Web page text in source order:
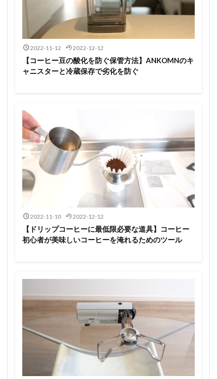
2022-11-12 2022-12-12
【コーヒー豆の酸化を防ぐ保管方法】ANKOMNのキ
ャニスターと冷蔵保存で劣化を防ぐ
2022-11-10 2022-12-12
【ドリップコーヒーに最低限必要な道具】コーヒー
初心者が美味しいコーヒーを淹れるためのツール